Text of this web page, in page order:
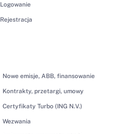
Nowe emisje, ABB, finansowanie
Kontrakty, przetargi, umowy
Certyfikaty Turbo (ING N.V.)
Wezwania
Logowanie
Rejestracja